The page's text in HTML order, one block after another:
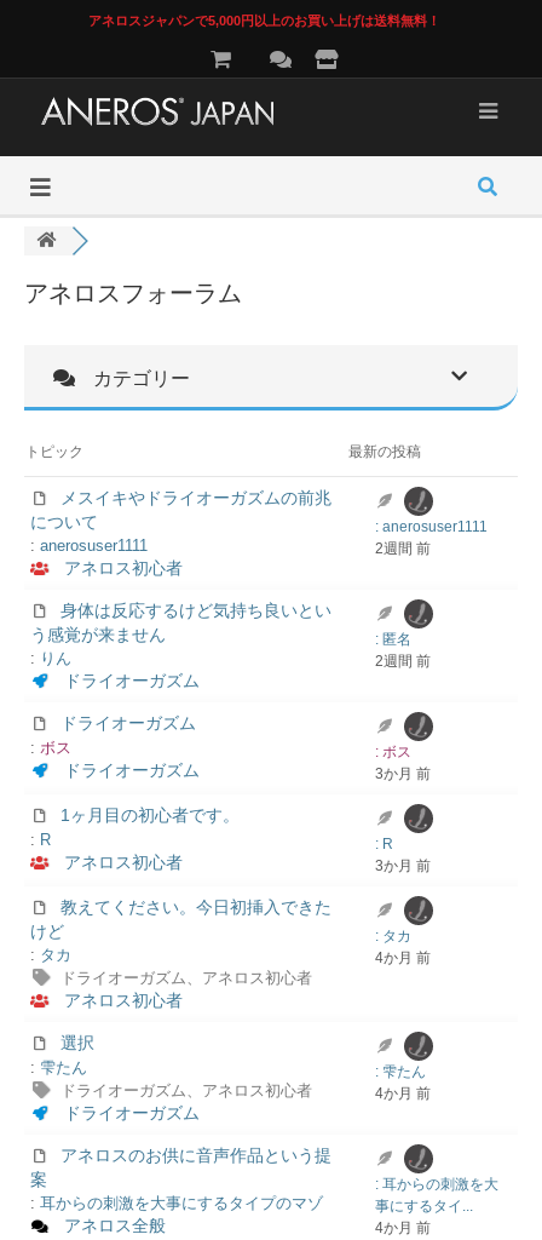
アネロスジャパンで5,000円以上のお買い上げは送料無料！
アネロスフォーラム
カテゴリー
トピック 最新の投稿
メスイキやドライオーガズムの前兆
について
: anerosuser1111
アネロス初心者
: anerosuser1111
2週間 前
身体は反応するけど気持ち良いとい
う感覚が来ません
: りん
ドライオーガズム
: 匿名
2週間 前
ドライオーガズム
: ボス
ドライオーガズム
: ボス
3か月 前
1ヶ月目の初心者です。
: R
アネロス初心者
: R
3か月 前
教えてください。今日初挿入できた
けど
: タカ
ドライオーガズム、アネロス初心者
アネロス初心者
: タカ
4か月 前
選択
: 雫たん
ドライオーガズム、アネロス初心者
ドライオーガズム
: 雫たん
4か月 前
アネロスのお供に音声作品という提
案
: 耳からの刺激を大事にするタイプのマゾ
アネロス全般
: 耳からの刺激を大
事にするタイ...
4か月 前